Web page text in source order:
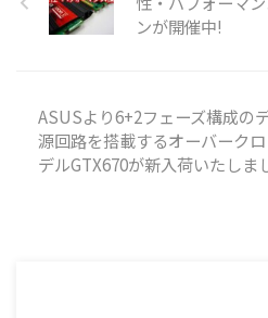
ンが開催中!
ASUSより6+2フェーズ構成の
源回路を搭載するオーバーク
デルGTX670が新入荷いたしま